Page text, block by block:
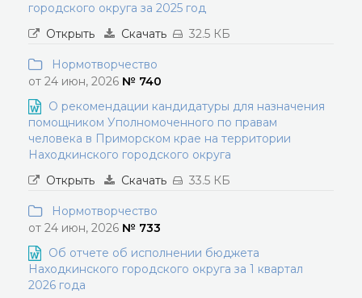
городского округа за 2025 год
Открыть
Скачать 32.5 КБ
Нормотворчество
от 24 июн, 2026 № 740
О рекомендации кандидатуры для назначения
помощником Уполномоченного по правам
человека в Приморском крае на территории
Находкинского городского округа
Открыть
Скачать 33.5 КБ
Нормотворчество
от 24 июн, 2026 № 733
Об отчете об исполнении бюджета
Находкинского городского округа за 1 квартал
2026 года